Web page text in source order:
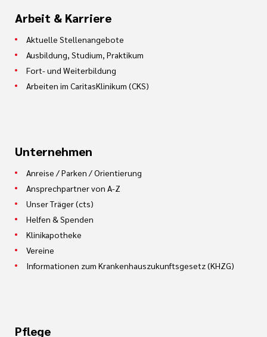
Arbeit & Karriere
Aktuelle Stellenangebote
Ausbildung, Studium, Praktikum
Fort- und Weiterbildung
Arbeiten im CaritasKlinikum (CKS)
Unternehmen
Anreise / Parken / Orientierung
Ansprechpartner von A-Z
Unser Träger (cts)
Helfen & Spenden
Klinikapotheke
Vereine
Informationen zum Krankenhauszukunftsgesetz (KHZG)
Pflege